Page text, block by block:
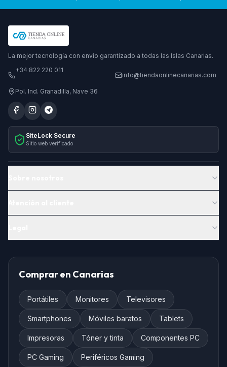
La mejor tecnología con envío garantizado a todas las Islas Canarias.
+34 822 220 011
info@tiendaonlinecanarias.com
Pol. Ind. Granadilla, Nave 36
SiteLock Secure
Sitio web verificado
Comprar en Canarias
Portátiles Monitores Televisores
Smartphones Móviles baratos Tablets
Impresoras Tóner y tinta Componentes PC
PC Gaming Periféricos Gaming